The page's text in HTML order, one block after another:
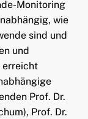
Monitoring
wie
sind und
und
erreicht
Prof. Dr.
Prof. Dr.